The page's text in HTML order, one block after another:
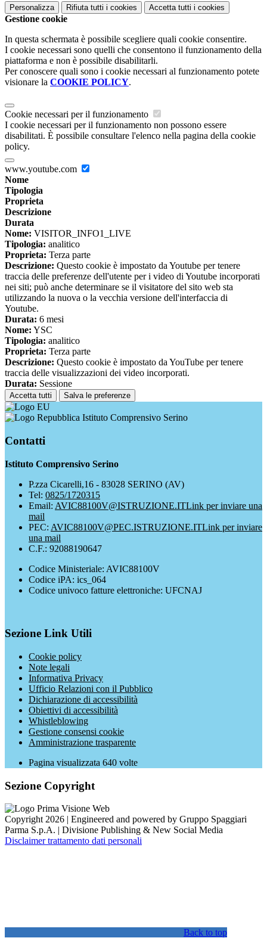
Personalizza Rifiuta tutti i cookies Accetta tutti i cookies
Gestione cookie
In questa schermata è possibile scegliere quali cookie consentire.
I cookie necessari sono quelli che consentono il funzionamento della
piattaforma e non è possibile disabilitarli.
Per conoscere quali sono i cookie necessari al funzionamento potete
visionare la COOKIE POLICY.
Cookie necessari per il funzionamento
I cookie necessari per il funzionamento non possono essere
disabilitati. È possibile consultare l'elenco nella pagina della cookie
policy.
www.youtube.com
Nome
Tipologia
Proprieta
Descrizione
Durata
Nome: VISITOR_INFO1_LIVE
Tipologia: analitico
Proprieta: Terza parte
Descrizione: Questo cookie è impostato da Youtube per tenere
traccia delle preferenze dell'utente per i video di Youtube incorporati
nei siti; può anche determinare se il visitatore del sito web sta
utilizzando la nuova o la vecchia versione dell'interfaccia di
Youtube.
Durata: 6 mesi
Nome: YSC
Tipologia: analitico
Proprieta: Terza parte
Descrizione: Questo cookie è impostato da YouTube per tenere
traccia delle visualizzazioni dei video incorporati.
Durata: Sessione
Accetta tutti Salva le preferenze
Istituto Comprensivo Serino
Contatti
Istituto Comprensivo Serino
P.zza Cicarelli,16 - 83028 SERINO (AV)
Tel: 0825/1720315
Email: AVIC88100V@ISTRUZIONE.ITLink per inviare una
mail
PEC: AVIC88100V@PEC.ISTRUZIONE.ITLink per inviare
una mail
C.F.: 92088190647
Codice Ministeriale: AVIC88100V
Codice iPA: ics_064
Codice univoco fatture elettroniche: UFCNAJ
Sezione Link Utili
Cookie policy
Note legali
Informativa Privacy
Ufficio Relazioni con il Pubblico
Dichiarazione di accessibilità
Obiettivi di accessibilità
Whistleblowing
Gestione consensi cookie
Amministrazione trasparente
Pagina visualizzata 640 volte
Sezione Copyright
Copyright 2026 | Engineered and powered by Gruppo Spaggiari
Parma S.p.A. | Divisione Publishing & New Social Media
Disclaimer trattamento dati personali
Back to top